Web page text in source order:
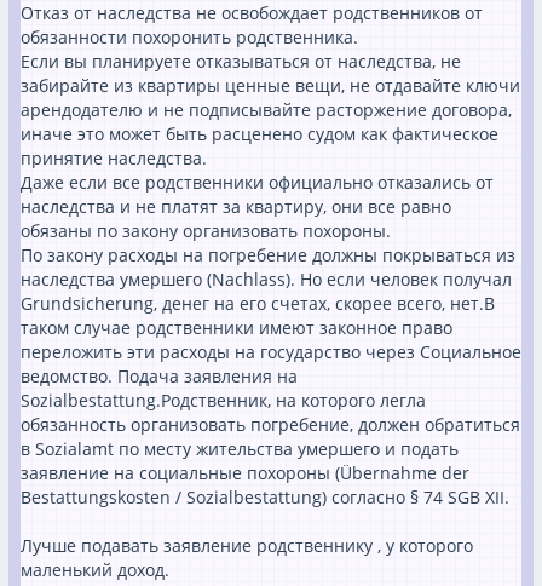
Отказ от наследства не освобождает родственников от
обязанности похоронить родственника.
Если вы планируете отказываться от наследства, не
забирайте из квартиры ценные вещи, не отдавайте ключи
арендодателю и не подписывайте расторжение договора,
иначе это может быть расценено судом как фактическое
принятие наследства.
Даже если все родственники официально отказались от
наследства и не платят за квартиру, они все равно
обязаны по закону организовать похороны.
По закону расходы на погребение должны покрываться из
наследства умершего (Nachlass). Но если человек получал
Grundsicherung, денег на его счетах, скорее всего, нет.В
таком случае родственники имеют законное право
переложить эти расходы на государство через Социальное
ведомство. Подача заявления на
Sozialbestattung.Родственник, на которого легла
обязанность организовать погребение, должен обратиться
в Sozialamt по месту жительства умершего и подать
заявление на социальные похороны (Übernahme der
Bestattungskosten / Sozialbestattung) согласно § 74 SGB XII.
Лучше подавать заявление родственнику , у которого
маленький доход.